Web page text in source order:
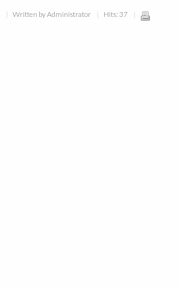
Written by Administrator Hits: 37